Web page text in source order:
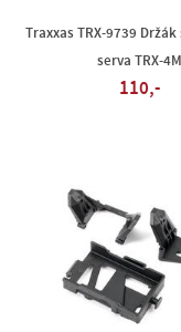
Traxxas TRX-9739
serva TRX-4M
110,-